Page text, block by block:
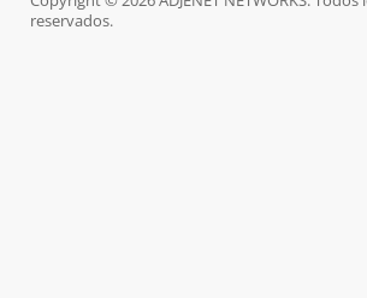
reservados.